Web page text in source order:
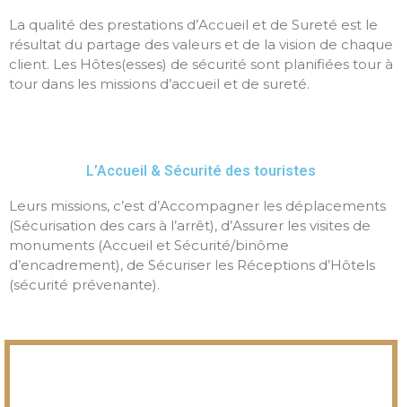
La qualité des prestations d’Accueil et de Sureté est le
résultat du partage des valeurs et de la vision de chaque
client. Les Hôtes(esses) de sécurité sont planifiées tour à
tour dans les missions d’accueil et de sureté.
L’Accueil & Sécurité des touristes
Leurs missions, c’est d’Accompagner les déplacements
(Sécurisation des cars à l’arrêt), d’Assurer les visites de
monuments (Accueil et Sécurité/binôme
d’encadrement), de Sécuriser les Réceptions d’Hôtels
(sécurité prévenante).